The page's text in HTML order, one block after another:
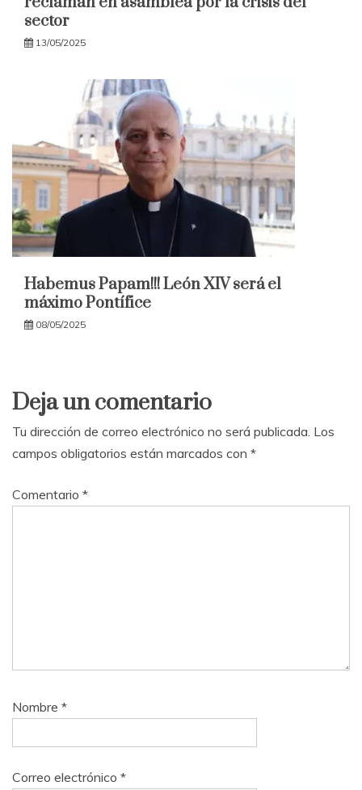
sector
13/05/2025
Habemus Papam!!! León XIV será el
máximo Pontífice
08/05/2025
Deja un comentario
Tu dirección de correo electrónico no será publicada. Los
campos obligatorios están marcados con *
Comentario *
Nombre *
Correo electrónico *